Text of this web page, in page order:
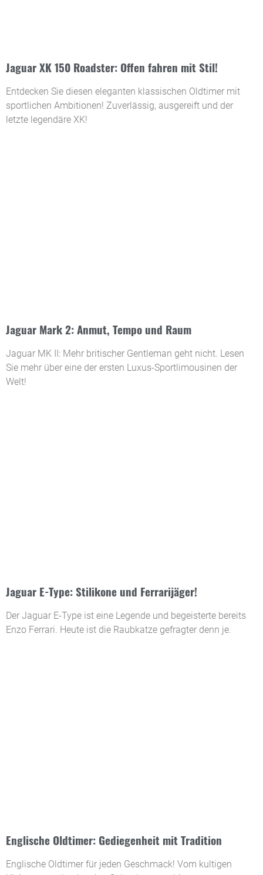
Jaguar XK 150 Roadster: Offen fahren mit Stil!
Entdecken Sie diesen eleganten klassischen Oldtimer mit
sportlichen Ambitionen! Zuverlässig, ausgereift und der
letzte legendäre XK!
Jaguar Mark 2: Anmut, Tempo und Raum
Jaguar MK II: Mehr britischer Gentleman geht nicht. Lesen
Sie mehr über eine der ersten Luxus-Sportlimousinen der
Welt!
Jaguar E-Type: Stilikone und Ferrarijäger!
Der Jaguar E-Type ist eine Legende und begeisterte bereits
Enzo Ferrari. Heute ist die Raubkatze gefragter denn je.
Englische Oldtimer: Gediegenheit mit Tradition
Englische Oldtimer für jeden Geschmack! Vom kultigen